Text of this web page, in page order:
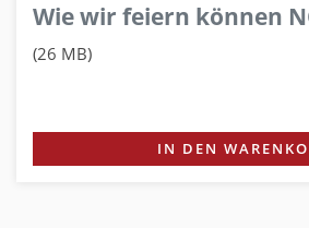
Wie wir feiern können
(26 MB)
IN DEN